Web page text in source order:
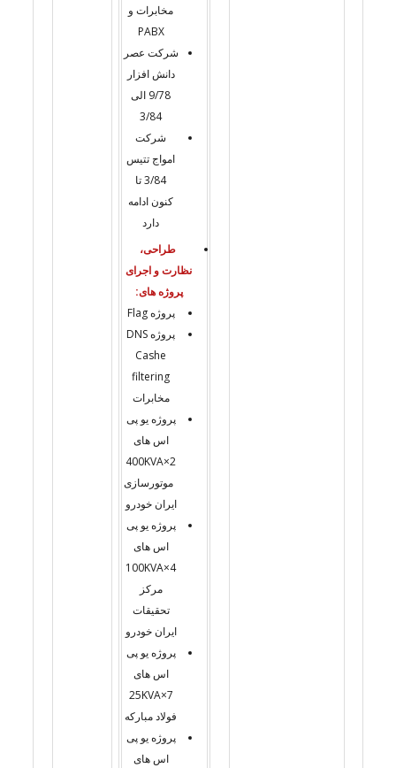
مخابرات و
PABX
شرکت عصر
دانش افزار
9/78 الی
3/84
شرکت
امواج تتیس
3/84 تا
کنون ادامه
دارد
طراحی،
نظارت و اجرای
پروژه های:
پروژه Flag
پروژه DNS
Cashe
filtering
مخابرات
پروژه یو پی
اس های
2×400KVA
موتورسازی
ایران خودرو
پروژه یو پی
اس های
4×100KVA
مرکز
تحقیقات
ایران خودرو
پروژه یو پی
اس های
7×25KVA
فولاد مبارکه
پروژه یو پی
اس های